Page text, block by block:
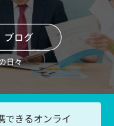
できるオンライ